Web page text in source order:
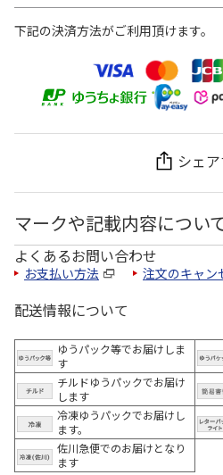
下記の決済方法がご利用頂けます。
シェ
マークや記載内容につい
よくあるお問い合わせ
お支払い方法 注文のキャン
配送情報について
ゆうパック等でお届けしま
す
チルドゆうパックでお届け
します
冷凍ゆうパックでお届けし
ます。
佐川急便でのお届けとなり
ます